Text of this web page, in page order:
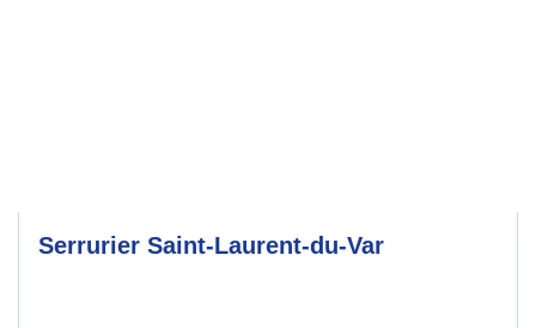
Serrurier Saint-Laurent-du-Var